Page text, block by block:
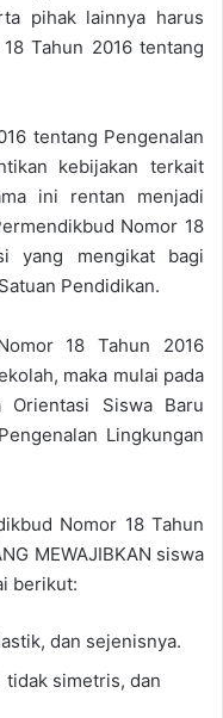
pihak lainnya harus
Tahun 2016 tentang
tentang Pengenalan
kebijakan terkait
ini rentan menjadi
Nomor 18
yang mengikat bagi
Pendidikan.
18 Tahun 2016
maka mulai pada
Orientasi Siswa Baru
Lingkungan
Nomor 18 Tahun
MEWAJIBKAN siswa
berikut:
dan sejenisnya.
simetris, dan